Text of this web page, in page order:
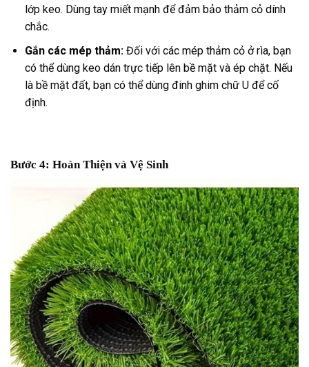
lớp keo. Dùng tay miết mạnh để đảm bảo thảm cỏ dính
chắc.
Gắn các mép thảm:Đối với các mép thảm cỏ ở rìa, bạn
có thể dùng keo dán trực tiếp lên bề mặt và ép chặt. Nếu
là bề mặt đất, bạn có thể dùng đinh ghim chữ U để cố
định.
Bước 4: Hoàn Thiện và Vệ Sinh